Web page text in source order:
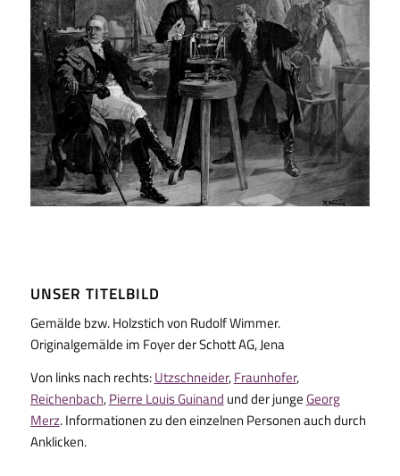
UNSER TITELBILD
Gemälde bzw. Holzstich von Rudolf Wimmer.
Originalgemälde im Foyer der Schott AG, Jena
Von links nach rechts:Utzschneider,Fraunhofer,
Reichenbach,Pierre Louis Guinand und der jungeGeorg
Merz. Informationen zu den einzelnen Personen auch durch
Anklicken.